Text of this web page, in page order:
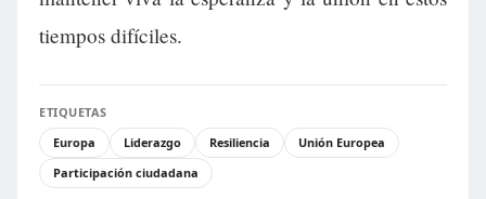
tiempos difíciles.
ETIQUETAS
Europa
Liderazgo Resiliencia
Unión Europea
Participación ciudadana